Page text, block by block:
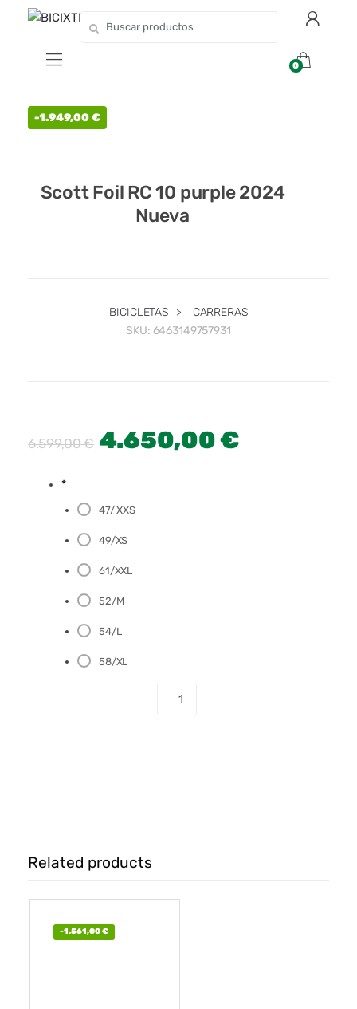
0
-1.949,00€
Scott Foil RC 10 purple 2024
Nueva
BICICLETAS >
CARRERAS
SKU: 6463149757931
6.599,00€ 4.650,00€
*
47/ XXS
49/XS
61/XXL
52/M
54/L
58/XL
Related products
-1.561,00€